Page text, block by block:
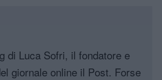
di Luca Sofri, il fondatore e
giornale online il Post. Forse